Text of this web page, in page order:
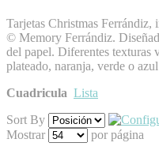
Tarjetas Christmas Ferrándiz,
© Memory Ferrándiz.
del papel. Diferentes texturas
plateado, naranja, verde o azul
Cuadricula Lista
Sort By
Mostrar
por página